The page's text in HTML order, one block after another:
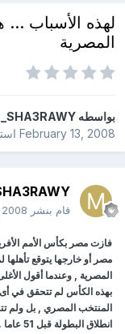
لهذه الأسباب ...
المصرية
بواسطه
February 13, 2008
قام بنشر 2008
فازت مصر بكأس الأمم
مصر أو خارجها يتوقع تأهلها
المصرية , وعندما أقول
بهذه الكأس لم تتحقق في أى
المنتخب المصري , بل ولم
انطلاق البطولة قبل 51 عاما .